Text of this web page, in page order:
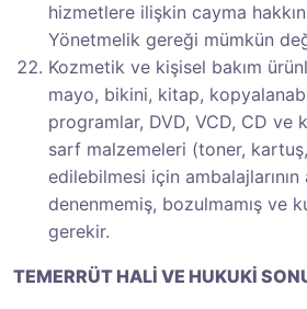
hizmetlere ilişkin cayma
Yönetmelik gereği mümkün
Kozmetik ve kişisel bakım
mayo, bikini, kitap,
programlar, DVD, VCD, CD ve
sarf malzemeleri (toner,
edilebilmesi için ambalajlarının
denenmemiş, bozulmamış ve
gerekir.
TEMERRÜT HALİ VE HUKUKİ